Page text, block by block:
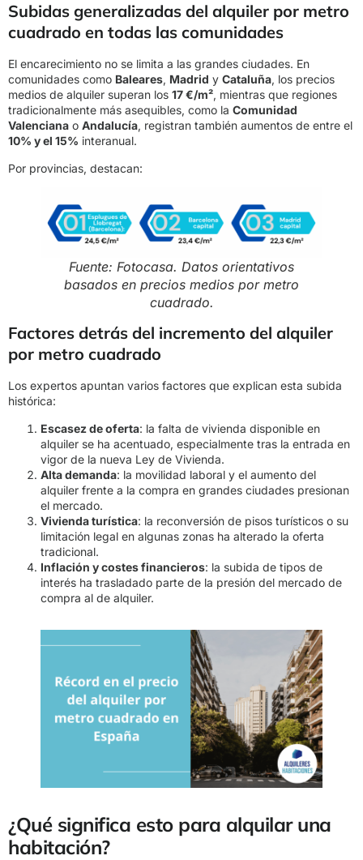
Subidas generalizadas del alquiler por metro
cuadrado en todas las comunidades
El encarecimiento no se limita a las grandes ciudades. En
comunidades como Baleares, Madrid y Cataluña, los precios
medios de alquiler superan los 17 €/m², mientras que regiones
tradicionalmente más asequibles, como la Comunidad
Valenciana o Andalucía, registran también aumentos de entre el
10% y el 15% interanual.
Por provincias, destacan:
Fuente: Fotocasa. Datos orientativos
basados en precios medios por metro
cuadrado.
Factores detrás del incremento del alquiler
por metro cuadrado
Los expertos apuntan varios factores que explican esta subida
histórica:
Escasez de oferta: la falta de vivienda disponible en
alquiler se ha acentuado, especialmente tras la entrada en
vigor de la nueva Ley de Vivienda.
Alta demanda: la movilidad laboral y el aumento del
alquiler frente a la compra en grandes ciudades presionan
el mercado.
Vivienda turística: la reconversión de pisos turísticos o su
limitación legal en algunas zonas ha alterado la oferta
tradicional.
Inflación y costes financieros: la subida de tipos de
interés ha trasladado parte de la presión del mercado de
compra al de alquiler.
¿Qué significa esto para alquilar una
habitación?